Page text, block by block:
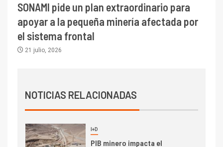
SONAMI pide un plan extraordinario para
apoyar a la pequeña minería afectada por
el sistema frontal
21 julio, 2026
NOTICIAS RELACIONADAS
1 I+D
Codelco Ventanas prueba
camión 100% eléctrico para
transportar cátodos al Puerto
Producción minera en mayo de
2026 cae 10,6%
3 I+D
PIB minero impacta el